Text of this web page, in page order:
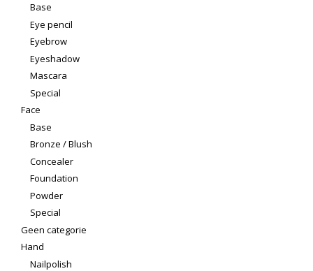
Base
Eye pencil
Eyebrow
Eyeshadow
Mascara
Special
Face
Base
Bronze / Blush
Concealer
Foundation
Powder
Special
Geen categorie
Hand
Nailpolish